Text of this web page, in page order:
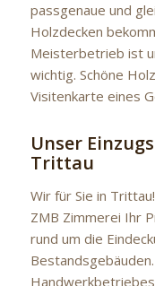
passgenaue und
Holzdecken
Meisterbetrieb ist
wichtig. Schöne
Visitenkarte eines
Unser
Trittau
Wir für Sie in
ZMB Zimmerei Ihr
rund um die